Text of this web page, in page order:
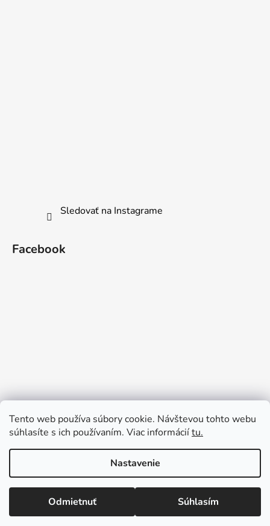
Tento web používa súbory cookie. Návštevou tohto webu
súhlasíte s ich používaním. Viac informáciítu.
Nastavenie
Odmietnuť Súhlasím
Sledovať na Instagrame
Facebook
Vytvoril Shoptet
Copyright 2026BEAUshop.sk
. Všetky práva vyhradené.
Upraviť nastavenie cookies